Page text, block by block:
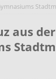
aus